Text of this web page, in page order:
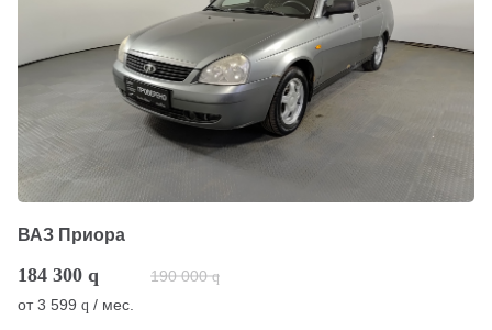
ВАЗ Приора
184 300 q 190 000 q
от3 599 q / мес.